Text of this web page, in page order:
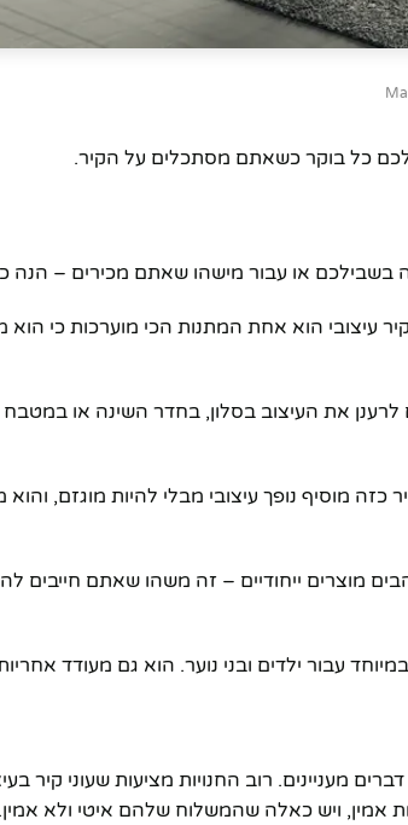
לכם כל בוקר כשאתם מסתכלים על הקיר.
בשבילכם או עבור מישהו שאתם מכירים – הנה
עיצובי הוא אחת המתנות הכי מוערכות כי הוא
את העיצוב בסלון, בחדר השינה או
מוסיף נופך עיצובי מבלי להיות מוגזם, והוא
מוצרים ייחודיים – זה משהו שאתם חייבים
עבור ילדים ובני נוער. הוא גם מעודד
מעניינים. רוב החנויות מציעות שעוני קיר
אמין, ויש כאלה שהמשלוח שלהם איטי ולא אמין.